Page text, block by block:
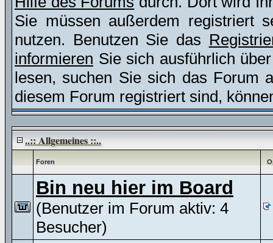
Sie müssen außerdem registriert
nutzen. Benutzen Sie das
informieren Sie sich ausführlich
lesen, suchen Sie sich das Forum
diesem Forum registriert sind,
..:: Allgemeines ::..
Foren
Bin neu hier im Board
(Benutzer im Forum aktiv: 4
Besucher)